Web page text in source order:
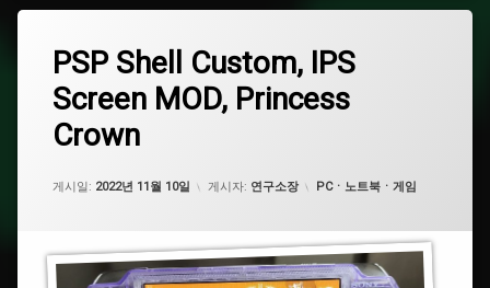
나
#Persona
트
PSP Shell Custom, IPS
Screen MOD, Princess
Crown
게시일: 2022년 11월 10일 게시자: 연구소장 카테고리:
PCㆍ노트북ㆍ게임
#SONY
이
PSP
Shell
Custom,
IPS
Screen
MOD,
Crown
에
댓
글
을
남
기
요.